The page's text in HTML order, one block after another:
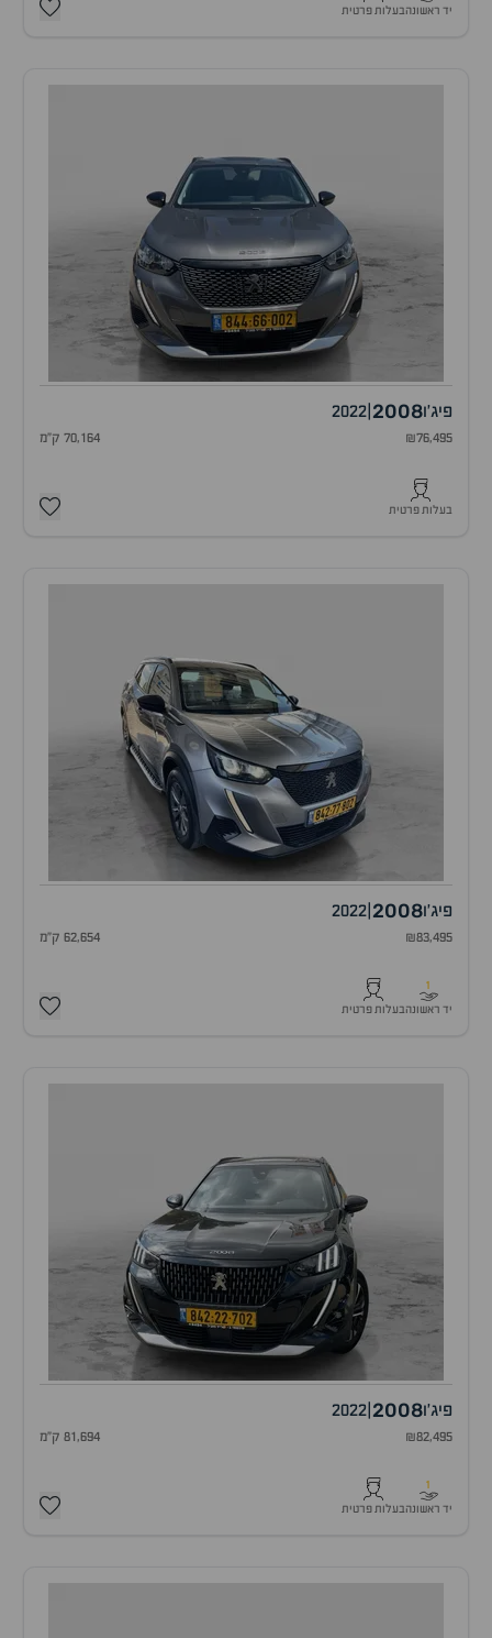
יד ראשונהבעלות פרטית
פיג'ו2008
2022
₪76,495 70,164 ק"מ
בעלות פרטית
פיג'ו2008
2022
₪83,495 62,654 ק"מ
1
יד ראשונהבעלות פרטית
פיג'ו2008
2022
₪82,495 81,694 ק"מ
1
יד ראשונהבעלות פרטית